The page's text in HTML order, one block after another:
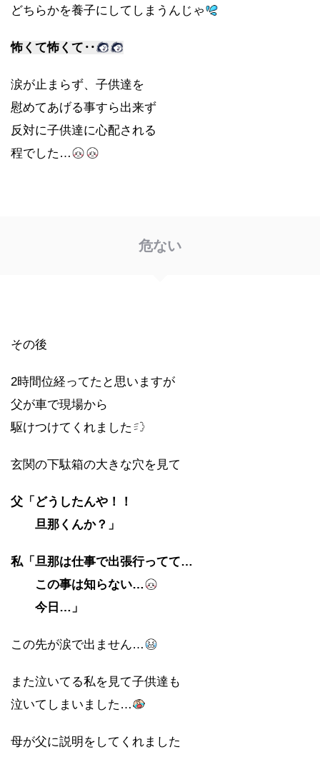
どちらかを養子にしてしまうんじゃ
怖くて怖くて‥
涙が止まらず、子供達を
慰めてあげる事すら出来ず
反対に子供達に心配される
程でした…
危ない
その後
2時間位経ってたと思いますが
父が車で現場から
駆けつけてくれました
玄関の下駄箱の大きな穴を見て
父「どうしたんや！！
旦那くんか？」
私「旦那は仕事で出張行ってて…
この事は知らない…
今日…」
この先が涙で出ません…
また泣いてる私を見て子供達も
泣いてしまいました…
母が父に説明をしてくれました